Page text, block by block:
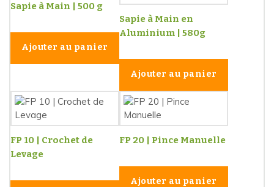
Sapie à Main | 500 g
Ajouter au panier
Sapie à Main en
Aluminium | 580g
Ajouter au panier
FP 10 | Crochet de
Levage
FP 20 | Pince Manuelle
Ajouter au panier